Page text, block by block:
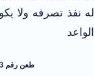
له نفذ تصرفه ولا
الواعد
طعن رقم 1773 لسنة 53 ق – جلسة 10- 12-1984 .